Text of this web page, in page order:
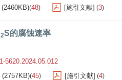
(2460KB)(48) [施引文献] (3)
2S的腐蚀速率
5620.2024.05.012
(2757KB)(45) [施引文献] (4)